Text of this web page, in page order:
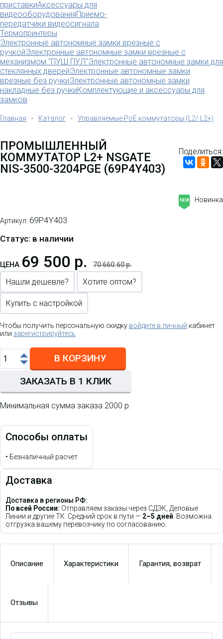
приставкиАксессуары для
видеооборудованияПриемо-
передатчики видеосигнала
Термопринтеры
Электронные автономные замки врезные с
ручкойЭлектронные автономные замки врезные с
механизмом "ПУШ ПУЛ"Электронные автономные замки для
стеклянных дверейЭлектронные автономные замки
врезные без ручкиЭлектронные автономные замки
накладные без ручкиКомплектующие и аксессуары для
замков
Главная - Каталог - Управляемые PoE коммутаторы (L2/ L2+)
ПРОМЫШЛЕННЫЙ
КОММУТАТОР L2+ NSGATE
NIS-3500-3204PGE (69P4Y403)
Поделиться:
NEW Новинка
Артикул: 69P4Y403
Статус: в наличии
ЦЕНА 69 500 р. 70 660.60 р.
Нашли дешевле? Хотите оптом?
Купить с настройкой
Чтобы получить персональную скидку войдите в личный кабинет
или зарегистрируйтесь
В КОРЗИНУ
ЗАКАЗАТЬ В 1 КЛИК
Минимальная сумма заказа 2000 р.
Способы оплаты
• Безналичный расчет
Доставка
Доставка в регионы РФ:
По всей России: Отправляем заказы через СДЭК, Деловые
Линии и другие ТК. Средний срок в пути — 2–5 дней. Возможна
отгрузка вашему перевозчику по согласованию.
Описание Характеристики Гарантия, возврат
Отзывы